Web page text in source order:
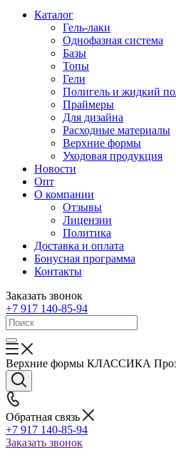
Каталог
Гель-лаки
Однофазная система
Базы
Топы
Гели
Полигель и жидкий
Праймеры
Для дизайна
Расходные материалы
Верхние формы
Уходовая продукция
Новости
Опт
О компании
Отзывы
Лицензии
Политика
Доставка и оплата
Бонусная программа
Контакты
Заказать звонок
+7 917 140-85-94
Верхние формы КЛАССИКА
Обратная связь
+7 917 140-85-94
Заказать звонок